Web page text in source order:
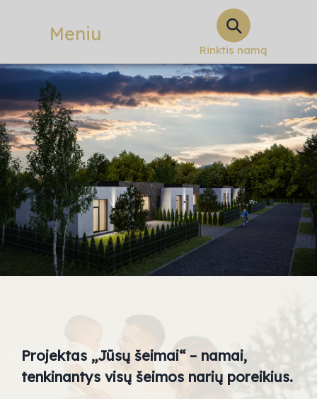
Meniu
Rinktis namą
Projektas „Jūsų šeimai“ – namai,
tenkinantys visų šeimos narių poreikius.